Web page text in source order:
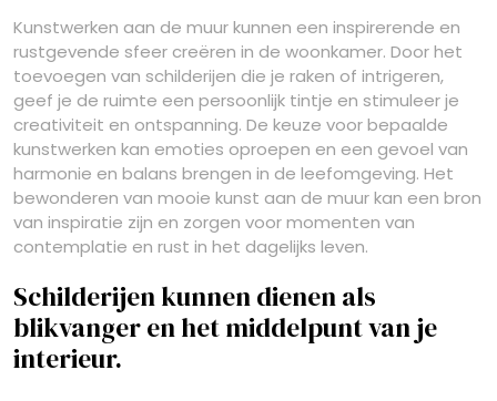
Kunstwerken aan de muur kunnen een inspirerende en
rustgevende sfeer creëren in de woonkamer. Door het
toevoegen van schilderijen die je raken of intrigeren,
geef je de ruimte een persoonlijk tintje en stimuleer je
creativiteit en ontspanning. De keuze voor bepaalde
kunstwerken kan emoties oproepen en een gevoel van
harmonie en balans brengen in de leefomgeving. Het
bewonderen van mooie kunst aan de muur kan een bron
van inspiratie zijn en zorgen voor momenten van
contemplatie en rust in het dagelijks leven.
Schilderijen kunnen dienen als
blikvanger en het middelpunt van je
interieur.